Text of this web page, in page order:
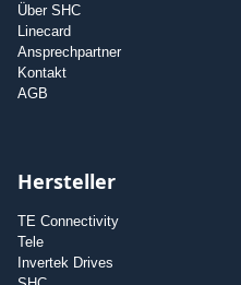
Über SHC
Linecard
Ansprechpartner
Kontakt
AGB
Hersteller
TE Connectivity
Tele
Invertek Drives